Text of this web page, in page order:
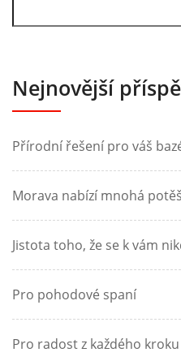
Nejnovější
Přírodní řešení pro váš
Morava nabízí mnohá
Jistota toho, že se k vám
Pro pohodové spaní
Pro radost z každého kroku